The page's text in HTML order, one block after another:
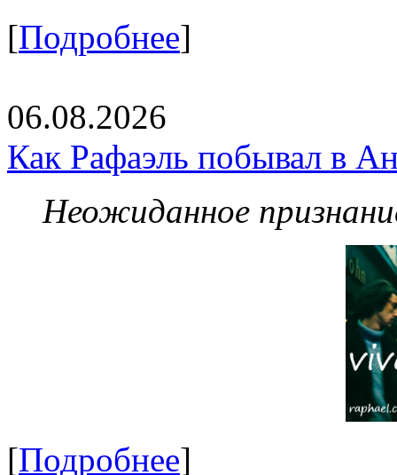
[Подробнее]
06.08.2026
Как Рафаэль побывал в
Неожиданное
[Подробнее]